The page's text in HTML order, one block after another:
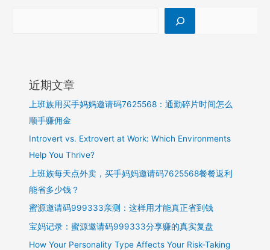
近期文章
上班族用买手妈妈邀请码7625568：通勤碎片时间怎么
顺手赚佣金
Introvert vs. Extrovert at Work: Which Environments
Help You Thrive?
上班族每天点外卖，买手妈妈邀请码7625568餐餐返利
能省多少钱？
蜜源邀请码999333亲测：这样用才能真正省到钱
宝妈记录：蜜源邀请码999333分享赚的真实复盘
How Your Personality Type Affects Your Risk-Taking